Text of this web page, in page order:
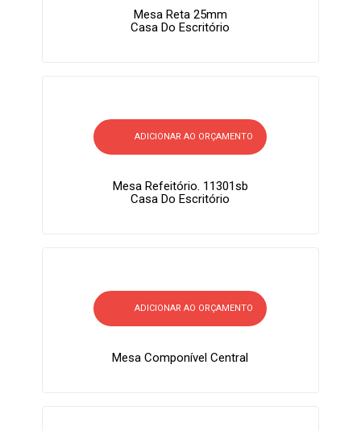
Mesa Reta 25mm
Casa Do Escritório
ADICIONAR AO ORÇAMENTO
Mesa Refeitório. 11301sb
Casa Do Escritório
ADICIONAR AO ORÇAMENTO
Mesa Componível Central